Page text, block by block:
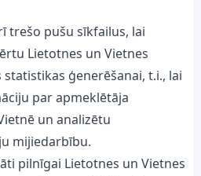
trešo pušu sīkfailus, lai
Lietotnes un Vietnes
ģenerēšanai, t.i., lai
par apmeklētāja
un analizētu
mijiedarbību.
pilnīgai Lietotnes un Vietnes